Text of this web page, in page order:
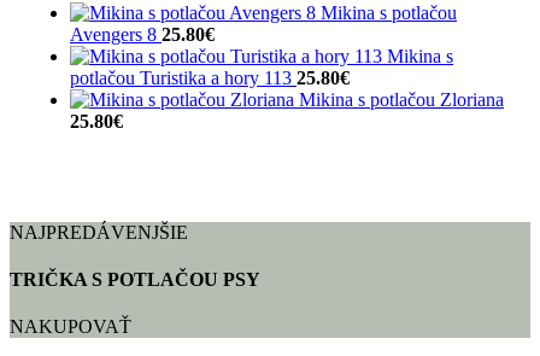
Mikina s potlačou
Avengers 8 25.80€
Mikina s
potlačou Turistika a hory 113 25.80€
Mikina s potlačou Zloriana
25.80€
NAJPREDÁVENJŠIE
TRIČKA S POTLAČOU PSY
NAKUPOVAŤ